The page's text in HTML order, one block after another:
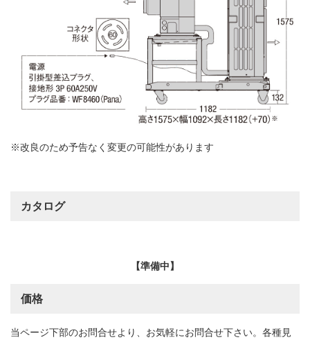
※改良のため予告なく変更の可能性があります
カタログ
【準備中】
価格
当ページ下部のお問合せより、お気軽にお問合せ下さい。各種見